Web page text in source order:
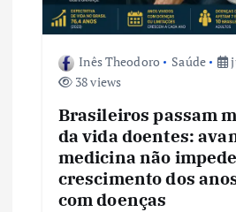
Inês Theodoro Saúde
38 views
Brasileiros passam
da vida doentes:
medicina não impede
crescimento dos
com doenças